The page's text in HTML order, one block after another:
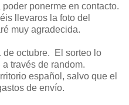
ponerme en contacto.
llevaros la foto del
muy agradecida.
de octubre. El sorteo lo
través de random.
español, salvo que el
de envío.